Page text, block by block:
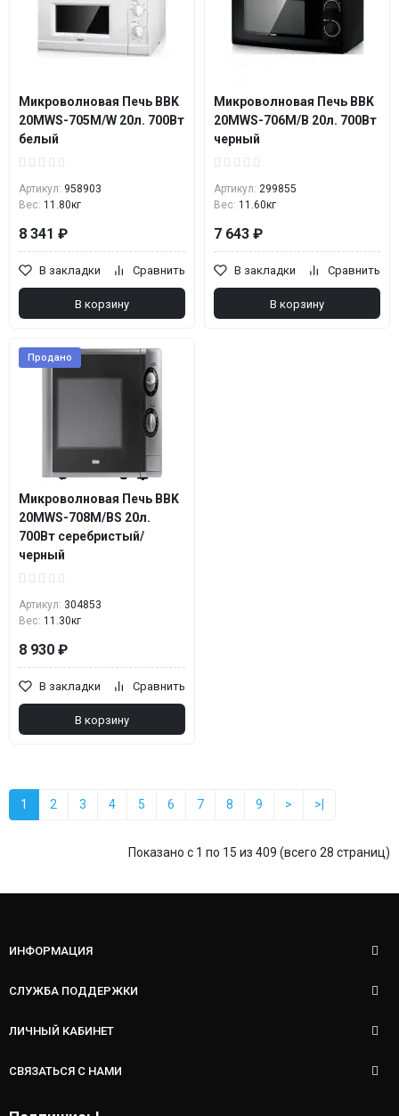
Микроволновая Печь BBK
20MWS-705M/W 20л. 700Вт
белый
Артикул: 958903
Вес: 11.80кг
8 341 ₽
В закладки Сравнить
В корзину
Микроволновая Печь BBK
20MWS-706M/B 20л. 700Вт
черный
Артикул: 299855
Вес: 11.60кг
7 643 ₽
В закладки Сравнить
В корзину
Продано
Микроволновая Печь BBK
20MWS-708M/BS 20л.
700Вт серебристый/
черный
Артикул: 304853
Вес: 11.30кг
8 930 ₽
В закладки Сравнить
В корзину
1 2 3 4 5 6 7 8 9 > >|
Показано с 1 по 15 из 409 (всего 28 страниц)
ИНФОРМАЦИЯ
СЛУЖБА ПОДДЕРЖКИ
ЛИЧНЫЙ КАБИНЕТ
СВЯЗАТЬСЯ С НАМИ